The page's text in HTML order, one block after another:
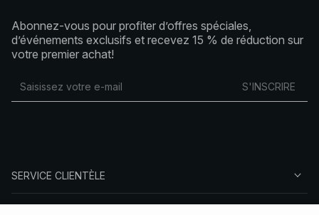
Abonnez-vous pour profiter d’offres spéciales,
d’événements exclusifs et recevez 15 % de réduction sur
votre premier achat!
S'INSCRIRE
SERVICE CLIENTÈLE